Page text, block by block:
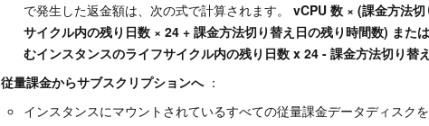
で発生した返金額は、次の式で計算されます。 vCPU 数 × (課金方法
サイクル内の残り日数 × 24 + 課金方法切り替え日の残り時間数) また
むインスタンスのライフサイクル内の残り日数 x 24 - 課金方法切り替
従量課金からサブスクリプションへ：
インスタンスにマウントされているすべての従量課金データディスク